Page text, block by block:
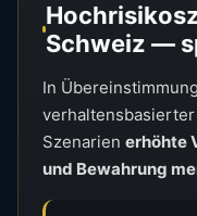
Schweiz —
In
Szenarien erhöhte
und Bewahrung